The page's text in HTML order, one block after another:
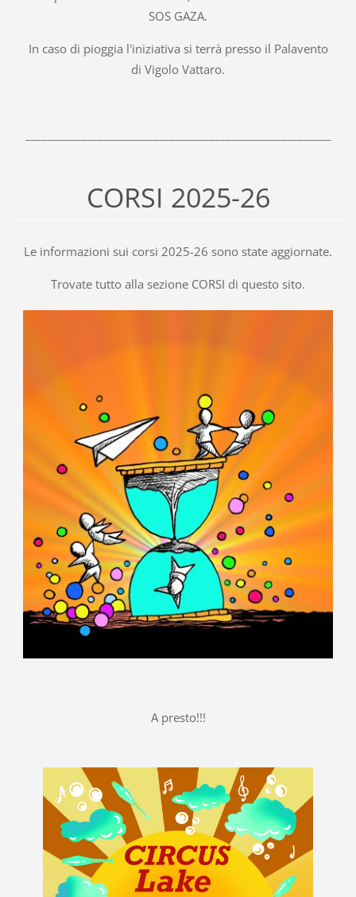
SOS GAZA.
In caso di pioggia l'iniziativa si terrà presso il Palavento
di Vigolo Vattaro.
CORSI 2025-26
Le informazioni sui corsi 2025-26 sono state aggiornate.
Trovate tutto alla sezione CORSI di questo sito.
A presto!!!